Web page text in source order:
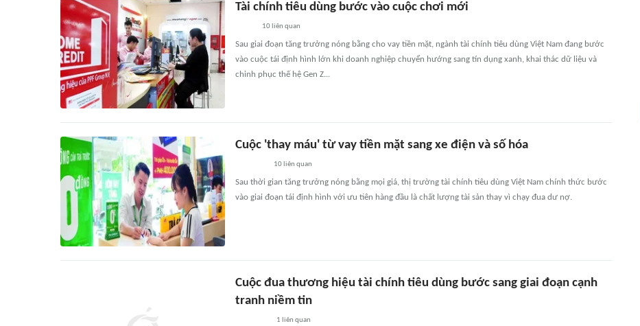
Tài chính tiêu dùng bước vào cuộc chơi mới
10liên quan
Sau giai đoạn tăng trưởng nóng bằng cho vay tiền mặt, ngành tài chính tiêu dùng Việt Nam đang bước
vào cuộc tái định hình lớn khi doanh nghiệp chuyển hướng sang tín dụng xanh, khai thác dữ liệu và
chinh phục thế hệ Gen Z...
Cuộc 'thay máu' từ vay tiền mặt sang xe điện và số hóa
10 liên quan
Sau thời gian tăng trưởng nóng bằng mọi giá, thị trường tài chính tiêu dùng Việt Nam chính thức bước
vào giai đoạn tái định hình với ưu tiên hàng đầu là chất lượng tài sản thay vì chạy đua dư nợ.
Cuộc đua thương hiệu tài chính tiêu dùng bước sang giai đoạn cạnh
tranh niềm tin
1 liên quan